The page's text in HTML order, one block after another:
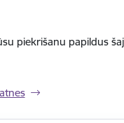
piekrišanu papildus